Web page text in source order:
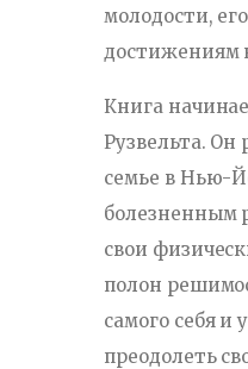
молодости,
достижениям
Книга
Рузвельта. Он
семье в Нью-
болезненным
свои
полон
самого себя и
преодолеть